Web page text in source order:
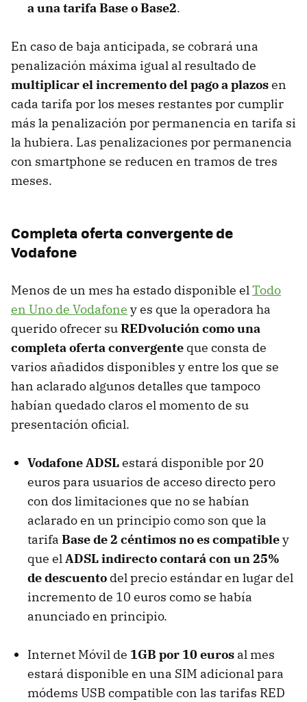
a una tarifa Base o Base2.
En caso de baja anticipada, se cobrará una
penalización máxima igual al resultado de
multiplicar el incremento del pago a plazosen
cada tarifa por los meses restantes por cumplir
más la penalización por permanencia en tarifa si
la hubiera. Las penalizaciones por permanencia
con smartphone se reducen en tramos de tres
meses.
Completa oferta convergente de
Vodafone
Menos de un mes ha estado disponible elTodo
en Uno de Vodafone y es que la operadora ha
querido ofrecer suREDvolución como una
completa oferta convergente que consta de
varios añadidos disponibles y entre los que se
han aclarado algunos detalles que tampoco
habían quedado claros el momento de su
presentación oficial.
Vodafone ADSLestará disponible por 20
euros para usuarios de acceso directo pero
con dos limitaciones que no se habían
aclarado en un principio como son que la
tarifa Base de 2 céntimos no es compatibley
que elADSL indirecto contará con un 25%
de descuento del precio estándar en lugar del
incremento de 10 euros como se había
anunciado en principio.
Internet Móvil de 1GB por 10 euros al mes
estará disponible en una SIM adicional para
módems USB compatible con las tarifas RED